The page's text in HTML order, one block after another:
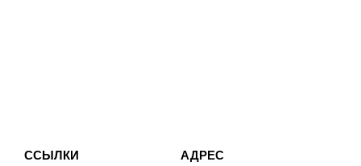
ССЫЛКИ АДРЕС